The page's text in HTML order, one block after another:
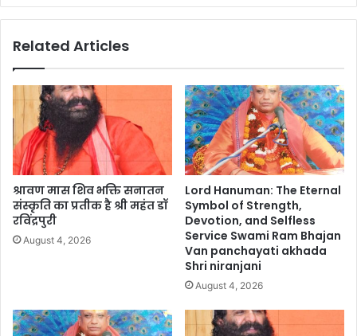
Related Articles
श्रावण मास शिव भक्ति सनातन
संस्कृति का प्रतीक है श्री महंत डॉ
रविंद्रपुरी
August 4, 2026
Lord Hanuman: The Eternal
Symbol of Strength,
Devotion, and Selfless
Service Swami Ram Bhajan
Van panchayati akhada
Shri niranjani
August 4, 2026